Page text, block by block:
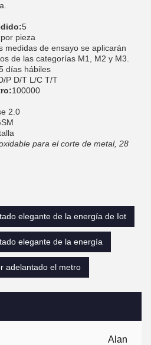
Alan
5
pieza
medidas de ensayo se aplicarán
de las categorías M1, M2 y M3.
días hábiles
P D/T L/C T/T
100000
2.0
para el corte de metal, 28
elegante de la energía de Iot
elegante de la energía
adelantado el metro